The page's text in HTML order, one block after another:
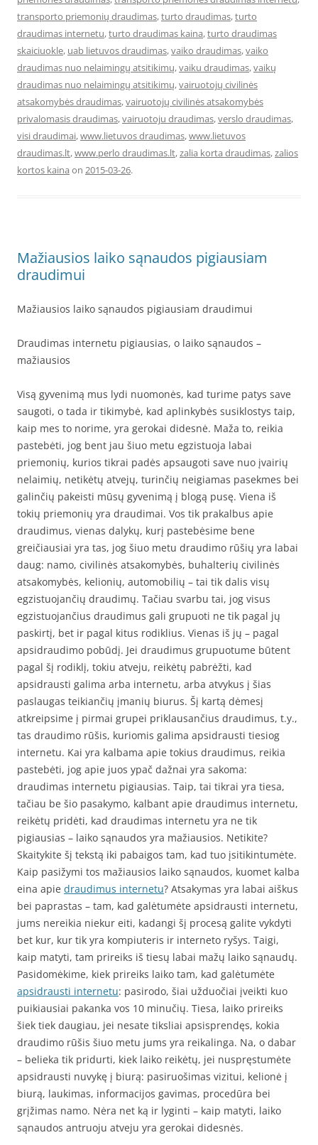
transporto priemonių draudimas,turto draudimas,turto
draudimas internetu,turto draudimas kaina,turto draudimas
skaiciuokle, uab lietuvos draudimas,vaiko draudimas,vaiko
draudimas nuo nelaimingų atsitikimų,vaiku draudimas,vaikų
draudimas nuo nelaimingų atsitikimų,vairuotojų civilinės
atsakomybės draudimas,vairuotojų civilinės atsakomybės
privalomasis draudimas,vairuotoju draudimas,verslo draudimas,
visi draudimai,www.lietuvos draudimas,www.lietuvos
draudimas.lt,www.perlo draudimas.lt,zalia korta draudimas,zalios
kortos kaina on 2015-03-26.
Mažiausios laiko sąnaudos pigiausiam
draudimui
Mažiausios laiko sąnaudos pigiausiam draudimui
Draudimas internetu pigiausias, o laiko sąnaudos –
mažiausios
Visą gyvenimą mus lydi nuomonės, kad turime patys save
saugoti, o tada ir tikimybė, kad aplinkybės susiklostys taip,
kaip mes to norime, yra gerokai didesnė. Maža to, reikia
pastebėti, jog bent jau šiuo metu egzistuoja labai
priemonių, kurios tikrai padės apsaugoti save nuo įvairių
nelaimių, netikėtų atvejų, turinčių neigiamas pasekmes bei
galinčių pakeisti mūsų gyvenimą į blogą pusę. Viena iš
tokių priemonių yra draudimai. Vos tik prakalbus apie
draudimus, vienas dalykų, kurį pastebėsime bene
greičiausiai yra tas, jog šiuo metu draudimo rūšių yra labai
daug: namo, civilinės atsakomybės, buhalterių civilinės
atsakomybės, kelionių, automobilių – tai tik dalis visų
egzistuojančių draudimų. Tačiau svarbu tai, jog visus
egzistuojančius draudimus gali grupuoti ne tik pagal jų
paskirtį, bet ir pagal kitus rodiklius. Vienas iš jų – pagal
apsidraudimo pobūdį. Jei draudimus grupuotume būtent
pagal šį rodiklį, tokiu atveju, reikėtų pabrėžti, kad
apsidrausti galima arba internetu, arba atvykus į šias
paslaugas teikiančių įmanių biurus. Šį kartą dėmesį
atkreipsime į pirmai grupei priklausančius draudimus, t.y.,
tas draudimo rūšis, kuriomis galima apsidrausti tiesiog
internetu. Kai yra kalbama apie tokius draudimus, reikia
pastebėti, jog apie juos ypač dažnai yra sakoma:
draudimas internetu pigiausias. Taip, tai tikrai yra tiesa,
tačiau be šio pasakymo, kalbant apie draudimus internetu,
reikėtų pridėti, kad draudimas internetu yra ne tik
pigiausias – laiko sąnaudos yra mažiausios. Netikite?
Skaitykite šį tekstą iki pabaigos tam, kad tuo įsitikintumėte.
Kaip pasižymi tos mažiausios laiko sąnaudos, kuomet kalba
eina apie draudimus internetu? Atsakymas yra labai aiškus
bei paprastas – tam, kad galėtumėte apsidrausti internetu,
jums nereikia niekur eiti, kadangi šį procesą galite vykdyti
bet kur, kur tik yra kompiuteris ir interneto ryšys. Taigi,
kaip matyti, tam prireiks iš tiesų labai mažų laiko sąnaudų.
Pasidomėkime, kiek prireiks laiko tam, kad galėtumėte
apsidrausti internetu: pasirodo, šiai užduočiai įveikti kuo
puikiausiai pakanka vos 10 minučių. Tiesa, laiko prireiks
šiek tiek daugiau, jei nesate tiksliai apsisprendęs, kokia
draudimo rūšis šiuo metu jums yra reikalinga. Na, o dabar
– belieka tik pridurti, kiek laiko reikėtų, jei nuspręstumėte
apsidrausti nuvykę į biurą: pasiruošimas vizitui, kelionė į
biurą, laukimas, informacijos gavimas, procedūra bei
grįžimas namo. Nėra net ką ir lyginti – kaip matyti, laiko
sąnaudos antruoju atveju yra gerokai didesnės.